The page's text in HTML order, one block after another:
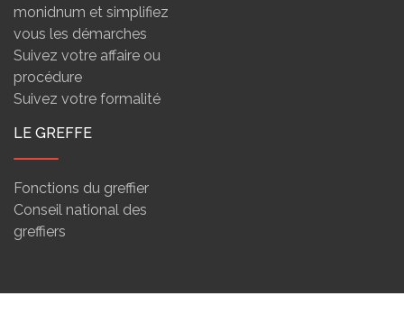
monidnum et simplifiez
vous les démarches
Suivez votre affaire ou
procédure
Suivez votre formalité
LE GREFFE
Fonctions du greffier
Conseil national des
greffiers